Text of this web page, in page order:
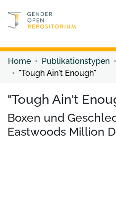
Discover content
Home Publikationstypen
"Tough Ain't Enough"
"Tough Ain't
Boxen und
Eastwoods Million